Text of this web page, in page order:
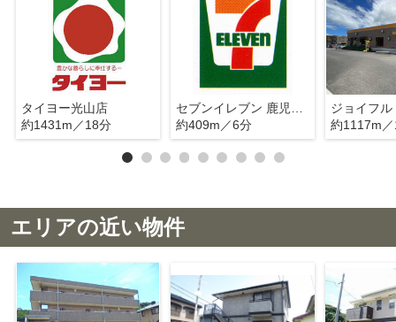
タイヨー光山店
約1431m／18分
約409m／6分
約1117m
エリアの近い物件